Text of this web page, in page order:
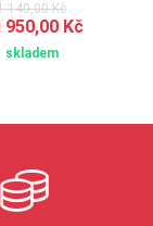
140,00 Kč
950,00 Kč
skladem